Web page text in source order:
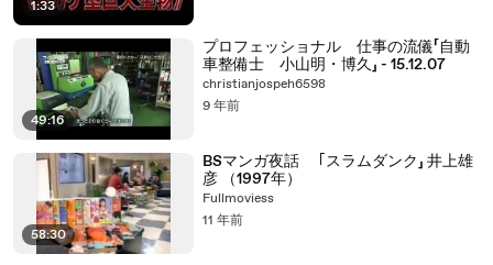
1:33
49:16
プロフェッショナル 仕事の流儀「自動
車整備士 小山明・博久」 - 15.12.07
christianjospeh6598
9 年前
58:30
BSマンガ夜話 ｢スラムダンク」 井上雄
彦 （1997年）
Fullmoviess
11 年前